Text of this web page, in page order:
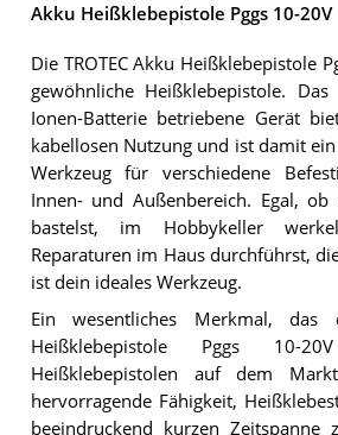
Akku Heißklebepistole Pggs 10-20V
Die TROTEC Akku Heißklebepistole
gewöhnliche Heißklebepistole.
Ionen-Batterie betriebene Gerät
kabellosen Nutzung und ist damit
Werkzeug für verschiedene
Innen- und Außenbereich. Egal,
bastelst, im Hobbykeller
Reparaturen im Haus durchführst,
ist dein ideales Werkzeug.
Ein wesentliches Merkmal, das
Heißklebepistole Pggs 10-
Heißklebepistolen auf dem
hervorragende Fähigkeit,
beeindruckend kurzen